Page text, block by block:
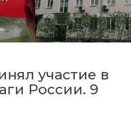
участие в
России. 9